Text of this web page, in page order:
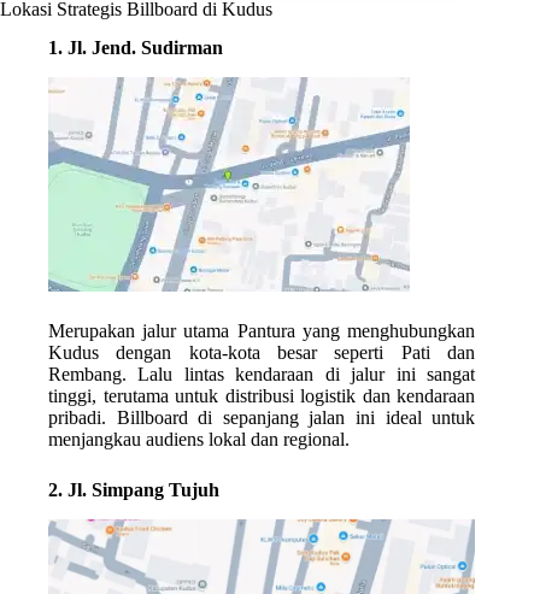
Lokasi Strategis Billboard di Kudus
1. Jl. Jend. Sudirman
Merupakan jalur utama Pantura yang menghubungkan
Kudus dengan kota-kota besar seperti Pati dan
Rembang. Lalu lintas kendaraan di jalur ini sangat
tinggi, terutama untuk distribusi logistik dan kendaraan
pribadi. Billboard di sepanjang jalan ini ideal untuk
menjangkau audiens lokal dan regional.
2. Jl. Simpang Tujuh